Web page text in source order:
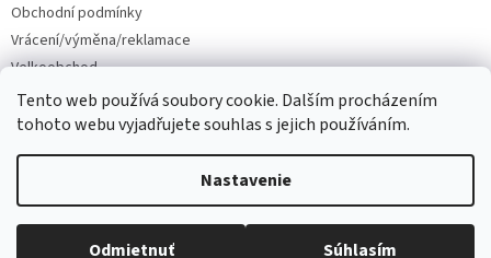
Tento web používá soubory cookie. Dalším procházením
tohoto webu vyjadřujete souhlas s jejich používáním.
Nastavenie
Odmietnuť Súhlasím
i
s
u
Obchodní podmínky
Vrácení/výměna/reklamace
Velkoobchod
Copyright 2026Červený Tulipán. Všetky práva vyhradené.Upraviť